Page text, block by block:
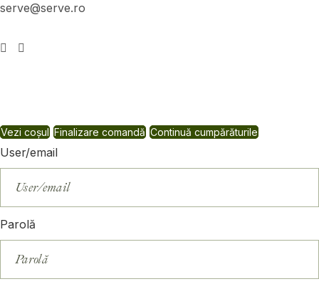
serve@serve.ro
Vezi coșul Finalizare comandă Continuă cumpărăturile
User/email
Parolă